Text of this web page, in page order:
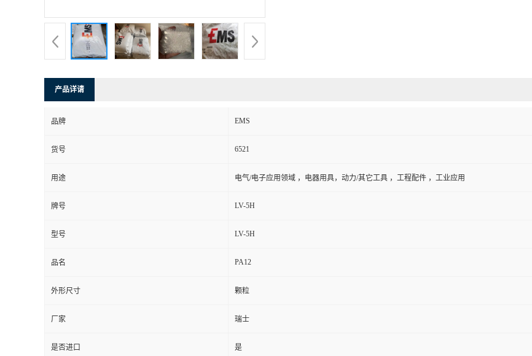
产品详请
品牌 EMS
货号 6521
用途 电气/电子应用领域 ，电器用具，动力/其它工具 ，工程配件 ，工业应用
牌号 LV-5H
型号 LV-5H
品名 PA12
外形尺寸 颗粒
厂家 瑞士
是否进口 是